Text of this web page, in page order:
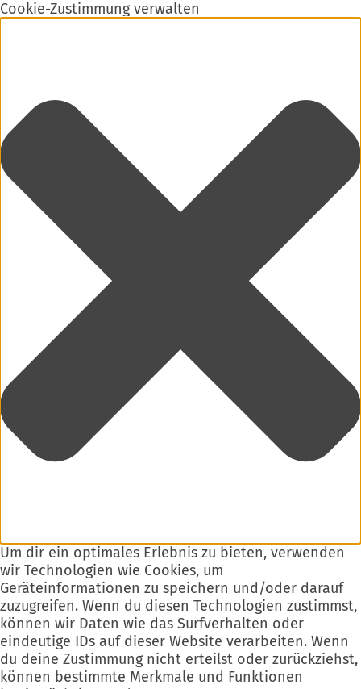
Cookie-Zustimmung verwalten
Um dir ein optimales Erlebnis zu bieten, verwenden
wir Technologien wie Cookies, um
Geräteinformationen zu speichern und/oder darauf
zuzugreifen. Wenn du diesen Technologien zustimmst,
können wir Daten wie das Surfverhalten oder
eindeutige IDs auf dieser Website verarbeiten. Wenn
du deine Zustimmung nicht erteilst oder zurückziehst,
können bestimmte Merkmale und Funktionen